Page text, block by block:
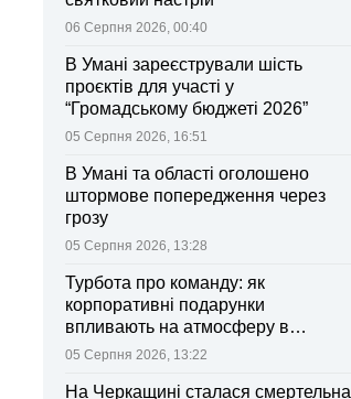
06 Серпня 2026, 00:40
В Умані зареєстрували шість
проєктів для участі у
“Громадському бюджеті 2026”
05 Серпня 2026, 16:51
В Умані та області оголошено
штормове попередження через
грозу
05 Серпня 2026, 13:28
Турбота про команду: як
корпоративні подарунки
впливають на атмосферу в
колективі
05 Серпня 2026, 13:22
На Черкащині сталася смертельна